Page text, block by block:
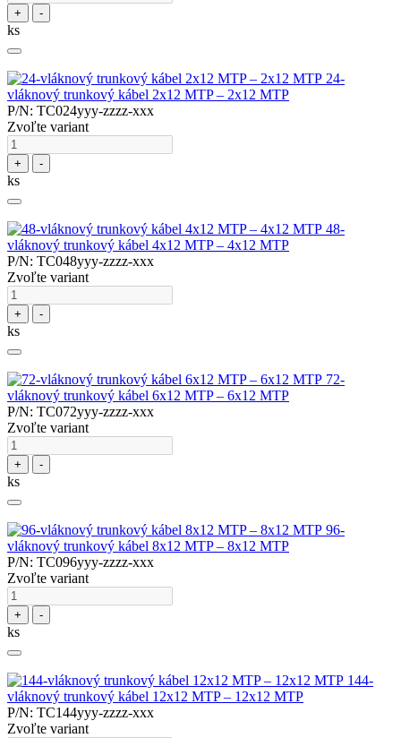
+ -
ks
24-
vláknový trunkový kábel 2x12 MTP – 2x12 MTP
P/N: TC024yyy-zzzz-xxx
Zvoľte variant
+ -
ks
48-
vláknový trunkový kábel 4x12 MTP – 4x12 MTP
P/N: TC048yyy-zzzz-xxx
Zvoľte variant
+ -
ks
72-
vláknový trunkový kábel 6x12 MTP – 6x12 MTP
P/N: TC072yyy-zzzz-xxx
Zvoľte variant
+ -
ks
96-
vláknový trunkový kábel 8x12 MTP – 8x12 MTP
P/N: TC096yyy-zzzz-xxx
Zvoľte variant
+ -
ks
144-
vláknový trunkový kábel 12x12 MTP – 12x12 MTP
P/N: TC144yyy-zzzz-xxx
Zvoľte variant